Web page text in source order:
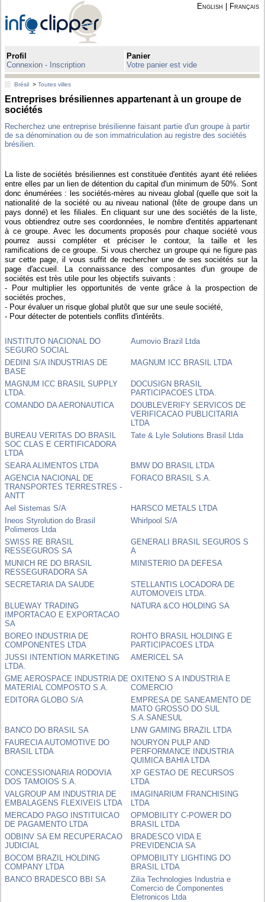
English Français
Profil
Connexion - Inscription
Panier
Votre panier est vide
Brésil >Toutes villes
Entreprises brésiliennes appartenant à un groupe de
sociétés
Recherchez une entreprise brésilienne faisant partie d'un groupe à partir
de sa dénomination ou de son immatriculation au registre des sociétés
brésilien.
La liste de sociétés brésiliennes est constituée d'entités ayant été reliées
entre elles par un lien de détention du capital d'un minimum de 50%. Sont
donc énumérées : les sociétés-mères au niveau global (quelle que soit la
nationalité de la société ou au niveau national (tête de groupe dans un
pays donné) et les filiales. En cliquant sur une des sociétés de la liste,
vous obtiendrez outre ses coordonnées, le nombre d'entités appartenant
à ce groupe. Avec les documents proposés pour chaque société vous
pourrez aussi compléter et préciser le contour, la taille et les
ramifications de ce groupe. Si vous cherchez un groupe qui ne figure pas
sur cette page, il vous suffit de rechercher une de ses sociétés sur la
page d'accueil. La connaissance des composantes d'un groupe de
sociétés est très utile pour les objectifs suivants :
- Pour multiplier les opportunités de vente grâce à la prospection de
sociétés proches,
- Pour évaluer un risque global plutôt que sur une seule société,
- Pour détecter de potentiels conflits d'intérêts.
INSTITUTO NACIONAL DO
SEGURO SOCIAL
Aumovio Brazil Ltda
DEDINI S/A INDUSTRIAS DE
BASE
MAGNUM ICC BRASIL LTDA
MAGNUM ICC BRASIL SUPPLY
LTDA.
DOCUSIGN BRASIL
PARTICIPACOES LTDA.
COMANDO DA AERONAUTICA
DOUBLEVERIFY SERVICOS DE
VERIFICACAO PUBLICITARIA
LTDA
BUREAU VERITAS DO BRASIL
SOC CLAS E CERTIFICADORA
LTDA
Tate & Lyle Solutions Brasil Ltda
SEARA ALIMENTOS LTDA
BMW DO BRASIL LTDA
AGENCIA NACIONAL DE
TRANSPORTES TERRESTRES -
ANTT
FORACO BRASIL S.A.
Ael Sistemas S/A
HARSCO METALS LTDA
Ineos Styrolution do Brasil
Polimeros Ltda
Whirlpool S/A
SWISS RE BRASIL
RESSEGUROS SA
GENERALI BRASIL SEGUROS S
A
MUNICH RE DO BRASIL
RESSEGURADORA SA
MINISTERIO DA DEFESA
SECRETARIA DA SAUDE
STELLANTIS LOCADORA DE
AUTOMOVEIS LTDA.
BLUEWAY TRADING
IMPORTACAO E EXPORTACAO
SA
NATURA &CO HOLDING SA
BOREO INDUSTRIA DE
COMPONENTES LTDA
ROHTO BRASIL HOLDING E
PARTICIPACOES LTDA
JUSSI INTENTION MARKETING
LTDA.
AMERICEL SA
GME AEROSPACE INDUSTRIA DE
MATERIAL COMPOSTO S.A.
OXITENO S A INDUSTRIA E
COMERCIO
EDITORA GLOBO S/A
EMPRESA DE SANEAMENTO DE
MATO GROSSO DO SUL
S.A.SANESUL
BANCO DO BRASIL SA
LNW GAMING BRAZIL LTDA
FAURECIA AUTOMOTIVE DO
BRASIL LTDA
NOURYON PULP AND
PERFORMANCE INDUSTRIA
QUIMICA BAHIA LTDA
CONCESSIONARIA RODOVIA
DOS TAMOIOS S.A.
XP GESTAO DE RECURSOS
LTDA
VALGROUP AM INDUSTRIA DE
EMBALAGENS FLEXIVEIS LTDA
IMAGINARIUM FRANCHISING
LTDA
MERCADO PAGO INSTITUICAO
DE PAGAMENTO LTDA
OPMOBILITY C-POWER DO
BRASIL LTDA
ODBINV SA EM RECUPERACAO
JUDICIAL
BRADESCO VIDA E
PREVIDENCIA SA
BOCOM BRAZIL HOLDING
COMPANY LTDA
OPMOBILITY LIGHTING DO
BRASIL LTDA
BANCO BRADESCO BBI SA
Zilia Technologies Industria e
Comercio de Componentes
Eletronicos Ltda